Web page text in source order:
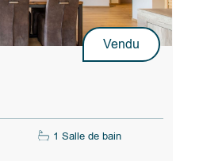
Vendu
1 Salle de bain